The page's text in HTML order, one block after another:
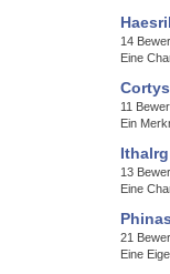
14
Eine
11
Ein
Ithalrg
13
Eine
21
Eine